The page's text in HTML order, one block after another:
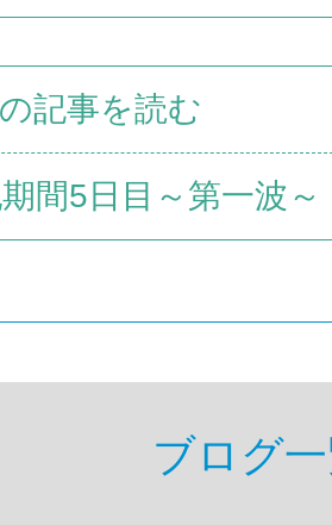
記事を読む
間5日目～第一波～
ブログ一